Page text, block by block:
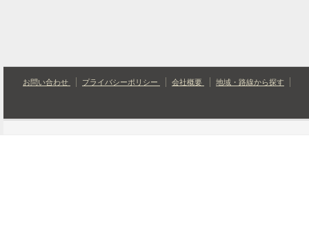
お問い合わせ プライバシーポリシー 会社概要 地域・路線から探す